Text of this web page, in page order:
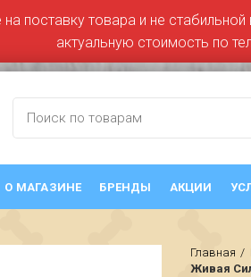
О МАГАЗИНЕ БРЕНДЫ АКЦИИ
Главная
Живая
поставку товара и не
актуальную стоимость по